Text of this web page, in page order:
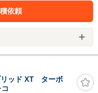
依頼
リッド XT ターボ